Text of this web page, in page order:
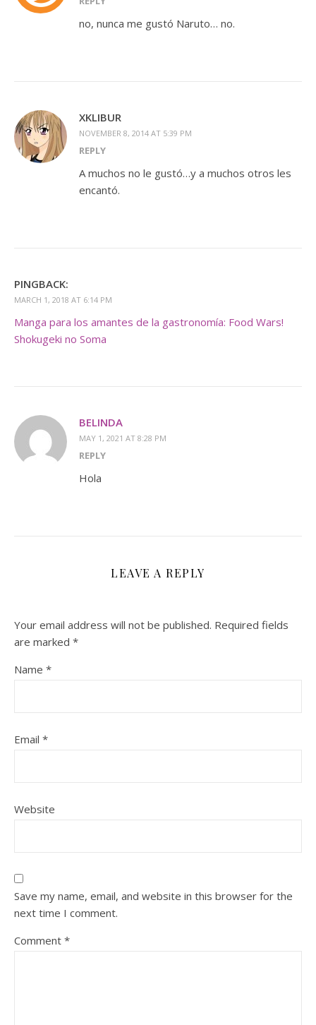
no, nunca me gustó Naruto… no.
XKLIBUR
NOVEMBER 8, 2014 AT 5:39 PM
REPLY
A muchos no le gustó…y a muchos otros les
encantó.
PINGBACK:
MARCH 1, 2018 AT 6:14 PM
Manga para los amantes de la gastronomía: Food Wars!
Shokugeki no Soma
BELINDA
MAY 1, 2021 AT 8:28 PM
REPLY
Hola
LEAVE A REPLY
Your email address will not be published. Required fields
are marked *
Name *
Email *
Website
Save my name, email, and website in this browser for the
next time I comment.
Comment *